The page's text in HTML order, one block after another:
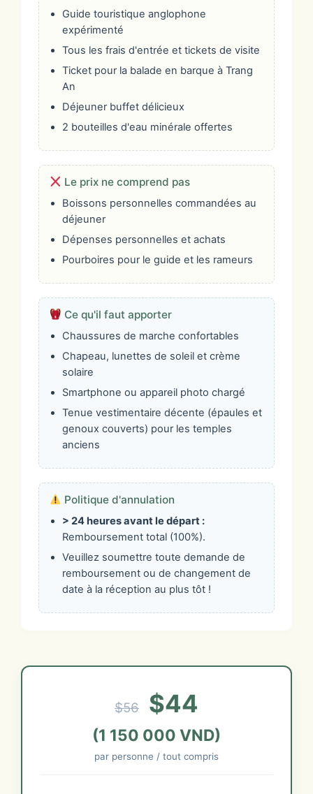
Guide touristique anglophone
expérimenté
Tous les frais d'entrée et tickets de visite
Ticket pour la balade en barque à Trang
An
Déjeuner buffet délicieux
2 bouteilles d'eau minérale offertes
Le prix ne comprend pas
Boissons personnelles commandées au
déjeuner
Dépenses personnelles et achats
Pourboires pour le guide et les rameurs
Ce qu'il faut apporter
Chaussures de marche confortables
Chapeau, lunettes de soleil et crème
solaire
Smartphone ou appareil photo chargé
Tenue vestimentaire décente (épaules et
genoux couverts) pour les temples
anciens
Politique d'annulation
> 24 heures avant le départ :
Remboursement total (100%).
Veuillez soumettre toute demande de
remboursement ou de changement de
date à la réception au plus tôt !
$56 $44
(1 150 000 VND)
par personne / tout compris